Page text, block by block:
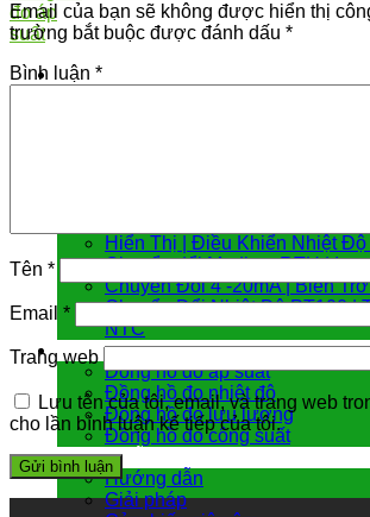
Hiển Thị | Điều Khiển Nhiệt Độ
Chuyển đổi Modbus RTU |
Chuyển Đổi 4 -20mA | Biến
Chuyển Đổi Nhiệt Độ PT100 |
NTC
Đồng hồ đo
Đồng hồ đo áp suất
Đồng hồ đo nhiệt độ
Đồng hồ đo lưu lượng
Đồng hồ đo công suất
Hướng dẫn & giải pháp
Hướng dẫn
Giải pháp
Email của bạn sẽ không được hiển thị
trường bắt buộc được đánh dấu *
Bình luận *
Tên *
Email *
Trang web
Lưu tên của tôi, email, và trang web
cho lần bình luận kế tiếp của tôi.